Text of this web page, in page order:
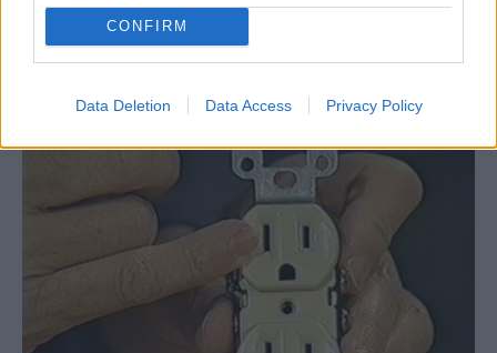
CONFIRM
Data Deletion Data Access Privacy Policy